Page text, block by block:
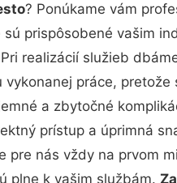
? Ponúkame vám
prispôsobené vašim
realizácií služieb
práce, pretože
a zbytočné
prístup a úprimná
pre nás vždy na prvom
plne k vašim službám.